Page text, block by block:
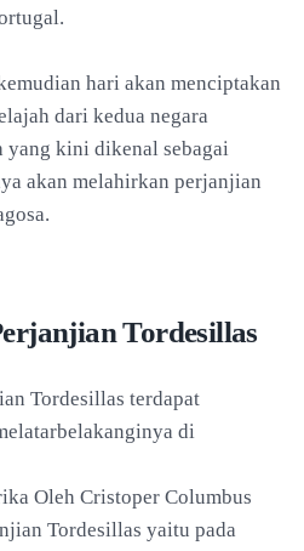
hari akan menciptakan
dari kedua negara
yang kini dikenal sebagai
akan melahirkan perjanjian
Tordesillas
Tordesillas terdapat
di
Oleh Cristoper Columbus
Tordesillas yaitu pada